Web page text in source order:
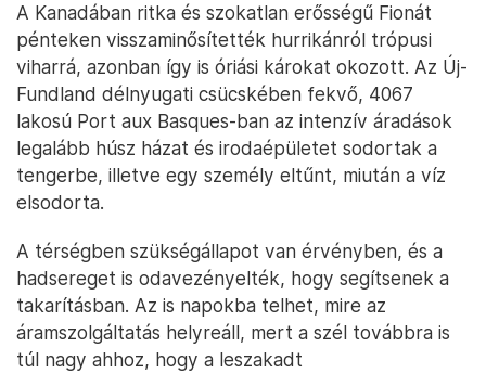
A Kanadában ritka és szokatlan erősségű Fionát
pénteken visszaminősítették hurrikánról trópusi
viharrá, azonban így is óriási károkat okozott. Az Új-
Fundland délnyugati csücskében fekvő, 4067
lakosú Port aux Basques-ban az intenzív áradások
legalább húsz házat és irodaépületet sodortak a
tengerbe, illetve egy személy eltűnt, miután a víz
elsodorta.
A térségben szükségállapot van érvényben, és a
hadsereget is odavezényelték, hogy segítsenek a
takarításban. Az is napokba telhet, mire az
áramszolgáltatás helyreáll, mert a szél továbbra is
túl nagy ahhoz, hogy a leszakadt